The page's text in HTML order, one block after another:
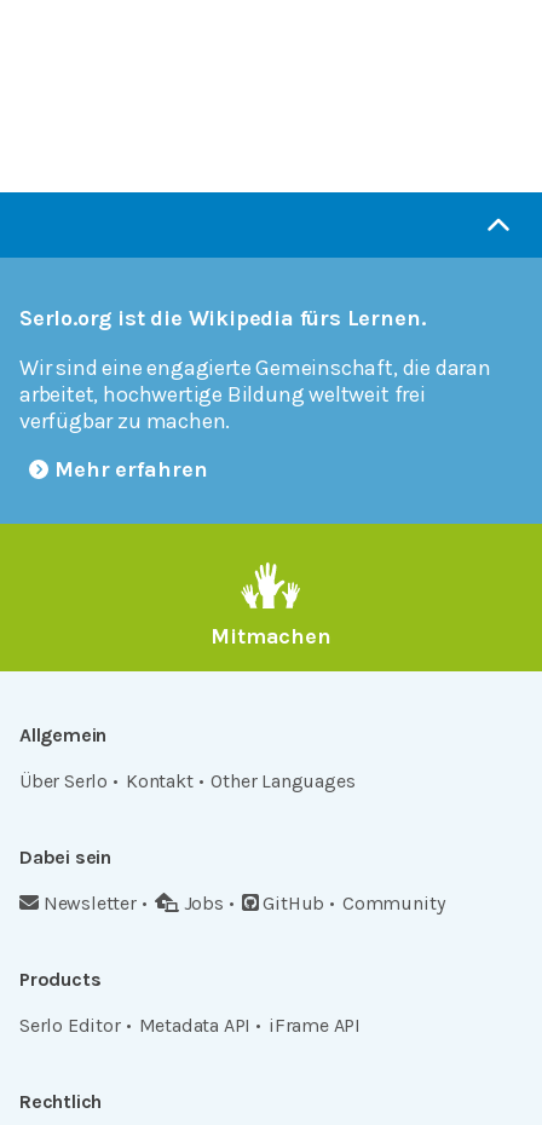
Serlo.org ist die Wikipedia fürs Lernen.
Wir sind eine engagierte Gemeinschaft, die daran
arbeitet, hochwertige Bildung weltweit frei
verfügbar zu machen.
Mehr erfahren
Mitmachen
Allgemein
Über Serlo
Kontakt Other Languages
Dabei sein
Newsletter
Jobs GitHub Community
Products
Serlo Editor
Metadata API iFrame API
Rechtlich